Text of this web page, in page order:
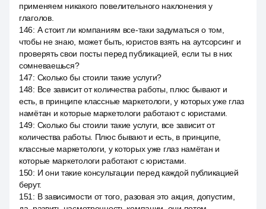
применяем никакого повелительного наклонения у
глаголов.
146: А стоит ли компаниям все-таки задуматься о том,
чтобы не знаю, может быть, юристов взять на аутсорсинг и
проверять свои посты перед публикацией, если ты в них
сомневаешься?
147: Сколько бы стоили такие услуги?
148: Все зависит от количества работы, плюс бывают и
есть, в принципе классные маркетологи, у которых уже глаз
намётан и которые маркетологи работают с юристами.
149: Сколько бы стоили такие услуги, все зависит от
количества работы. Плюс бывают и есть, в принципе,
классные маркетологи, у которых уже глаз намётан и
которые маркетологи работают с юристами.
150: И они такие консультации перед каждой публикацией
берут.
151 : В зависимости от того, разовая это акция, допустим,